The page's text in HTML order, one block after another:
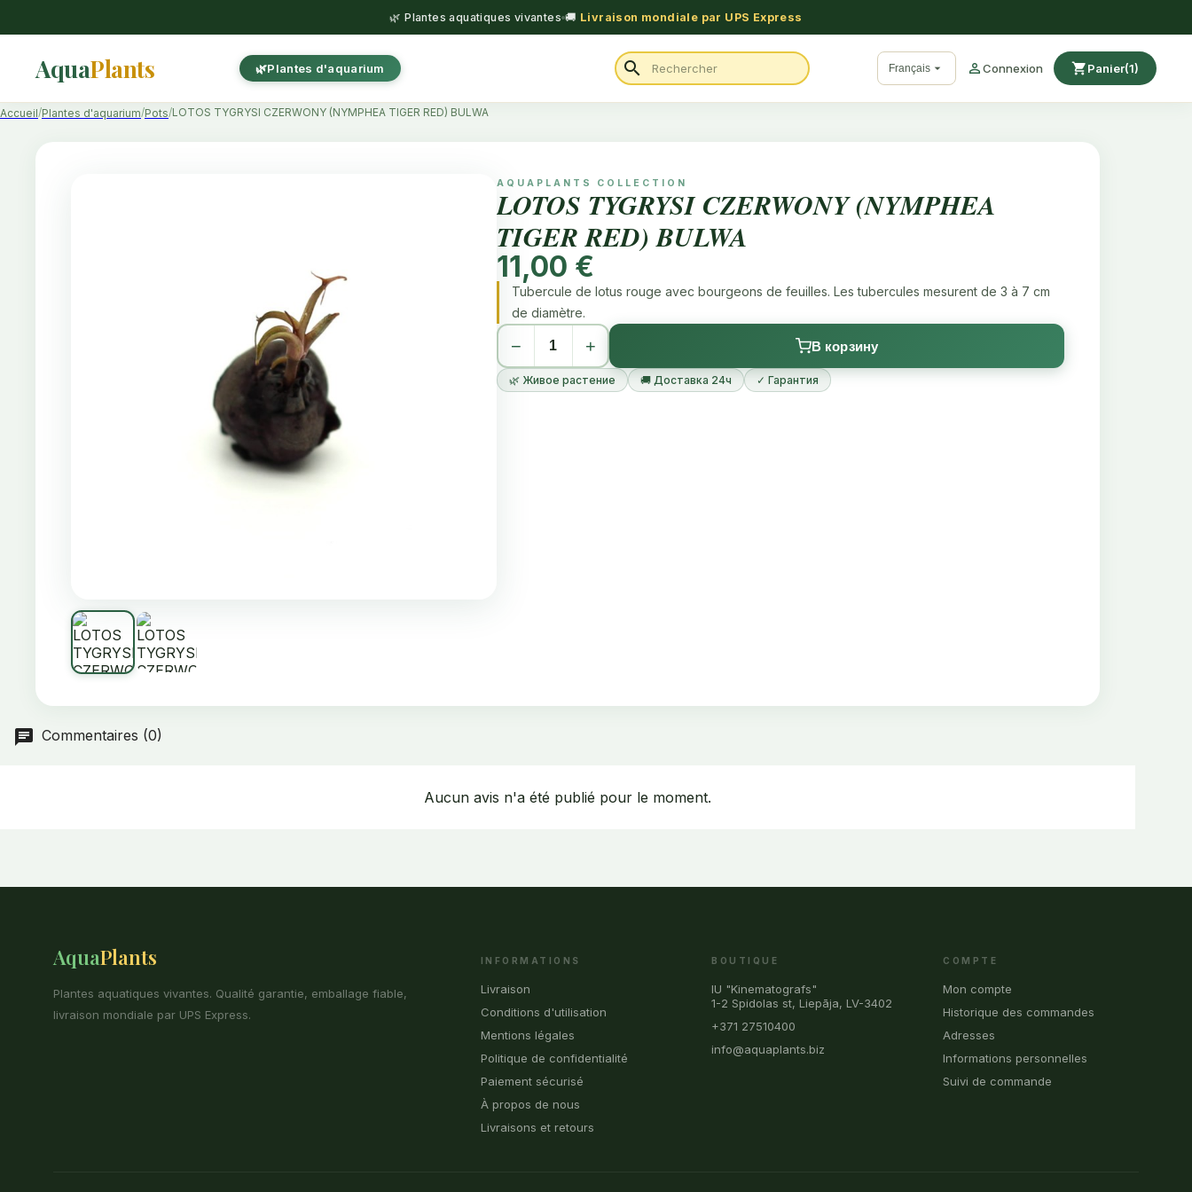
🌿 Plantes aquatiques vivantes 🚚 Livraison mondiale par UPS Express
AquaPlants Plantes d'aquarium search Français  Connexion shopping_cartPanier(1)
Accueil Plantes d'aquarium Pots LOTOS TYGRYSI CZERWONY (NYMPHEA TIGER RED) BULWA
AQUAPLANTS COLLECTION
LOTOS TYGRYSI CZERWONY (NYMPHEA
TIGER RED) BULWA
11,00 €
Tubercule de lotus rouge avec bourgeons de feuilles. Les tubercules mesurent de 3 à 7 cm
de diamètre.
− + В корзину
🌿 Живое растение 🚚 Доставка 24ч ✓ Гарантия
Commentaires (0)
Aucun avis n'a été publié pour le moment.
AquaPlants
Plantes aquatiques vivantes. Qualité garantie, emballage fiable,
livraison mondiale par UPS Express.
INFORMATIONS
Livraison
Conditions d'utilisation
Mentions légales
Politique de confidentialité
Paiement sécurisé
À propos de nous
Livraisons et retours
BOUTIQUE
IU "Kinematografs"
1-2 Spidolas st, Liepāja, LV-3402
+371 27510400
info@aquaplants.biz
COMPTE
Mon compte
Historique des commandes
Adresses
Informations personnelles
Suivi de commande